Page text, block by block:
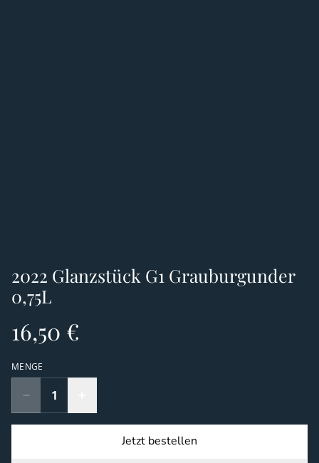
2022 Glanzstück G1 Grauburgunder
0,75L
16,50 €
MENGE
Jetzt bestellen